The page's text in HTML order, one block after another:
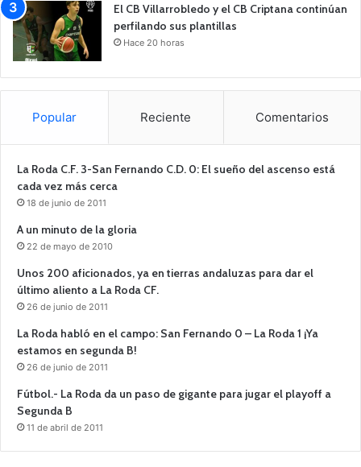
El CB Villarrobledo y el CB Criptana continúan
perfilando sus plantillas
Hace 20 horas
Popular Reciente Comentarios
La Roda C.F. 3-San Fernando C.D. 0: El sueño del ascenso está
cada vez más cerca
18 de junio de 2011
A un minuto de la gloria
22 de mayo de 2010
Unos 200 aficionados, ya en tierras andaluzas para dar el
último aliento a La Roda CF.
26 de junio de 2011
La Roda habló en el campo: San Fernando 0 – La Roda 1 ¡Ya
estamos en segunda B!
26 de junio de 2011
Fútbol.- La Roda da un paso de gigante para jugar el playoff a
Segunda B
11 de abril de 2011